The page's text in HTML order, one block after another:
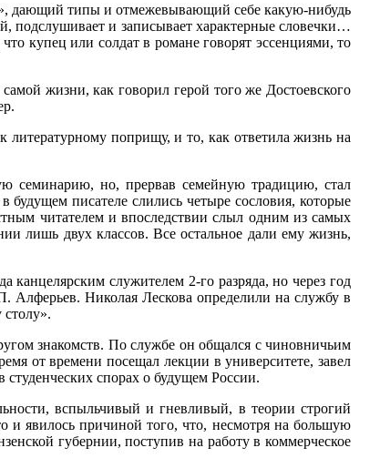
дающий типы и отмежевывающий себе какую-нибудь
подслушивает и записывает характерные словечки…
купец или солдат в романе говорят эссенциями, то
жизни, как говорил герой того же Достоевского
литературному поприщу, и то, как ответила жизнь на
семинарию, но, прервав семейную традицию, стал
писателе слились четыре сословия, которые
читателем и впоследствии слыл одним из самых
лишь двух классов. Все остальное дали ему жизнь,
канцелярским служителем 2-го разряда, но через год
Алферьев. Николая Лескова определили на службу в
столу».
знакомств. По службе он общался с чиновничьим
от времени посещал лекции в университете, завел
спорах о будущем России.
вспыльчивый и гневливый, в теории строгий
и явилось причиной того, что, несмотря на большую
губернии, поступив на работу в коммерческое